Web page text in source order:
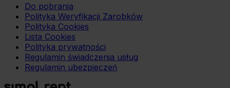
Do pobrania
Polityka Weryfikacji Zarobków
Polityka Cookies
Lista Cookies
Polityka prywatności
Regulamin świadczenia usług
Regulamin ubezpieczeń